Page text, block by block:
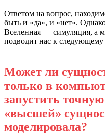
Ответом на вопрос,
быть и «да», и «нет».
Вселенная — симуляция, а
подводит нас к следующему
Может ли
только в
запустить
«высшей»
моделировала?